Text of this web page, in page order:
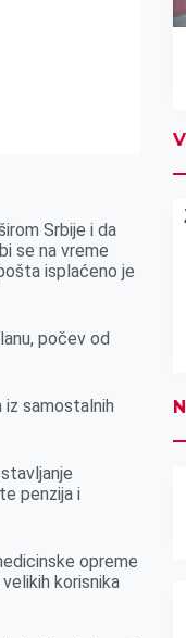
Srbije i da
se na vreme
isplaćeno je
počev od
iz samostalnih
penzija i
opreme
korisnika